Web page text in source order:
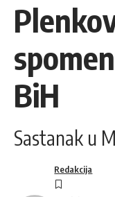
BiH
Sastanak u
Redakcija